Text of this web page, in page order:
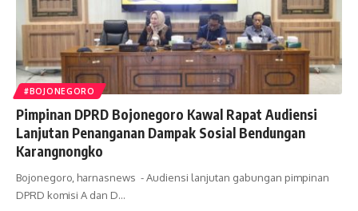
#BOJONEGORO
Pimpinan DPRD Bojonegoro Kawal Rapat Audiensi
Lanjutan Penanganan Dampak Sosial Bendungan
Karangnongko
Bojonegoro, harnasnews - Audiensi lanjutan gabungan pimpinan
DPRD komisi A dan D…